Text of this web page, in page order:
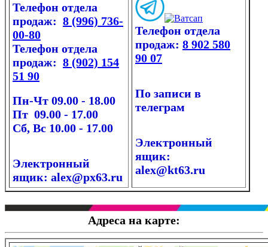
Телефон отдела
продаж: 8 (996) 736-
00-80
Телефон отдела
продаж: 8 (902) 154
51 90
Пн-Чт 09.00 - 18.00
Пт 09.00 - 17.00
Сб, Вс 10.00 - 17.00
Электронный
ящик: alex@px63.ru
Телефон отдела
продаж: 8 902 580
90 07
По записи в
телеграм
Электронный
ящик:
alex@kt63.ru
Адреса на карте: